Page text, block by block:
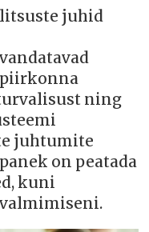
juhid
piirkonna
ning
juhtumite
on peatada
kuni